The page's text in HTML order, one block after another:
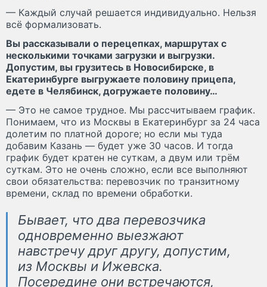
— Каждый случай решается индивидуально. Нельзя
всё формализовать.
Вы рассказывали о перецепках, маршрутах с
несколькими точками загрузки и выгрузки.
Допустим, вы грузитесь в Новосибирске, в
Екатеринбурге выгружаете половину прицепа,
едете в Челябинск, догружаете половину…
— Это не самое трудное. Мы рассчитываем график.
Понимаем, что из Москвы в Екатеринбург за 24 часа
долетим по платной дороге; но если мы туда
добавим Казань — будет уже 30 часов. И тогда
график будет кратен не суткам, а двум или трём
суткам. Это не очень сложно, если все выполняют
свои обязательства: перевозчик по транзитному
времени, склад по времени обработки.
Бывает, что два перевозчика
одновременно выезжают
навстречу друг другу, допустим,
из Москвы и Ижевска.
Посередине они встречаются,